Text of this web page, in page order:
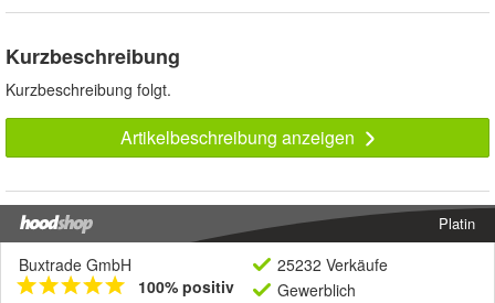
Kurzbeschreibung
Kurzbeschreibung folgt.
Artikelbeschreibung anzeigen
Platin
Buxtrade GmbH
100% positiv
25232 Verkäufe
Gewerblich